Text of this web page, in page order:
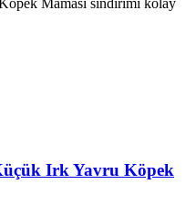
Irk Yavru Köpek